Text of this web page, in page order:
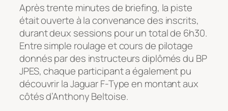
Après trente minutes de briefing, la piste
était ouverte à la convenance des inscrits,
durant deux sessions pour un total de 6h30.
Entre simple roulage et cours de pilotage
donnés par des instructeurs diplômés du BP
JPES, chaque participant a également pu
découvrir la Jaguar F-Type en montant aux
côtés d’Anthony Beltoise.